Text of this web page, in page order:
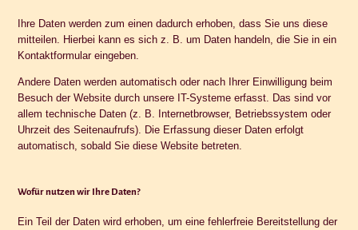
Ihre Daten werden zum einen dadurch erhoben, dass Sie uns diese
mitteilen. Hierbei kann es sich z. B. um Daten handeln, die Sie in ein
Kontaktformular eingeben.
Andere Daten werden automatisch oder nach Ihrer Einwilligung beim
Besuch der Website durch unsere IT-Systeme erfasst. Das sind vor
allem technische Daten (z. B. Internetbrowser, Betriebssystem oder
Uhrzeit des Seitenaufrufs). Die Erfassung dieser Daten erfolgt
automatisch, sobald Sie diese Website betreten.
Wofür nutzen wir Ihre Daten?
Ein Teil der Daten wird erhoben, um eine fehlerfreie Bereitstellung der